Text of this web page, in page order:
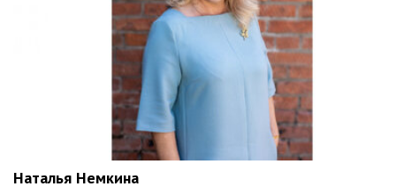
Наталья Немкина